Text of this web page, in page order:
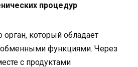
процедур
орган, который обладает
функциями. Через
с продуктами